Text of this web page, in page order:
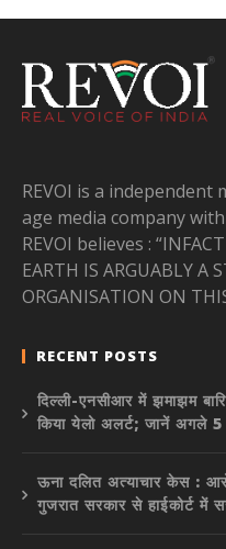
REVOI is a independent
age media company
REVOI believes :
EARTH IS ARGUABLY A
ORGANISATION ON
RECENT POSTS
दिल्ली-एनसीआर में झमाझम
किया येलो अलर्ट; जानें अगले 5
ऊना दलित अत्याचार केस :
गुजरात सरकार से हाईकोर्ट में